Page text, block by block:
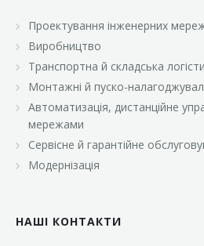
«Континент»
«Малинка»
«Марс»
«Оптовичок»
«Свіжачок»
Проектування інженерних
Виробництво
Транспортна й складська
Монтажні й пуско-
Автоматизація, дистанційне
мережами
Сервісне й гарантійне
Модернізація
НАШІ КОНТАКТИ